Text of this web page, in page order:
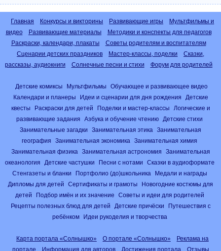
Главная Конкурсы и викторины Развивающие игры
Мультфильмы и
видео
Развивающие материалы
Методики и конспекты для педагогов
Раскраски, календари, плакаты
Советы родителям и воспитателям
Сценарии детских праздников
Мастер-классы, поделки
Сказки,
рассказы, аудиокниги
Солнечные песни и стихи Форум для родителей
Детские комиксы Мультфильмы
Обучающее и развивающее видео
Календари и планеры
Идеи и сценарии для дня рождения
Детские
квесты
Раскраски для детей Поделки и мастер-классы
Логические и
развивающие задания
Азбука и обучение чтению
Детские стихи
Занимательные загадки
Занимательная этика
Занимательная
география
Занимательная экономика
Занимательная химия
Занимательная физика
Занимательная астрономия
Занимательная
океанология
Детские частушки Песни с нотами
Сказки в аудиоформате
Стенгазеты и бланки
Портфолио (до)школьника
Медали и награды
Дипломы для детей
Сертификаты и грамоты
Новогодние костюмы для
детей
Подбор имён и их значение
Советы и идеи для родителей
Рецепты полезных блюд для детей
Детские причёски
Путешествия с
ребёнком
Идеи рукоделия и творчества
Карта портала «Солнышко» О портале «Солнышко»
Реклама на
портале
Информация для авторов Достижения портала
Отзывы